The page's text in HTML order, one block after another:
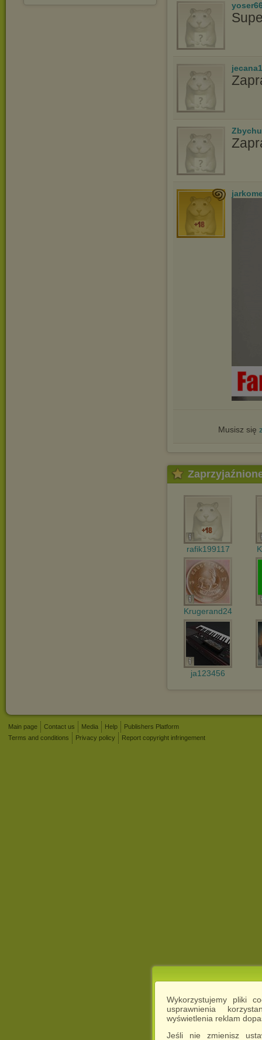
Wykorzystujemy pliki
usprawnienia
wyświetlenia reklam
Jeśli nie zmienisz
Musisz się
rafik199117
Krugerand24
ja123456
Main page Contact us Media Help
Publishers Platform
Terms and conditions
Privacy policy Report copyright infringement